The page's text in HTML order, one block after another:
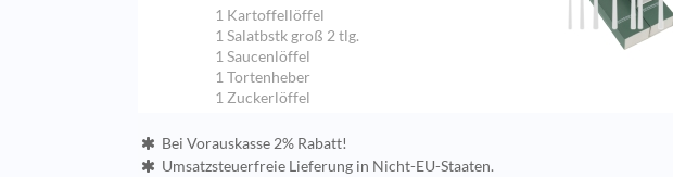
1 Kartoffellöffel
1 Salatbstk groß 2 tlg.
1 Saucenlöffel
1 Tortenheber
1 Zuckerlöffel
Bei Vorauskasse 2% Rabatt!
Umsatzsteuerfreie Lieferung in Nicht-EU-Staaten.